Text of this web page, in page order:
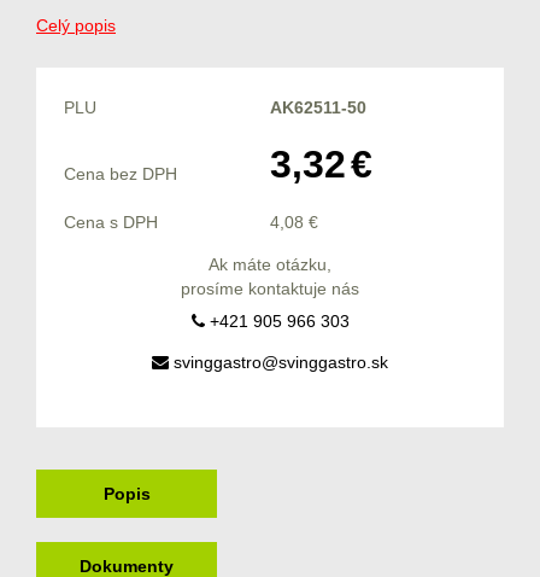
Celý popis
PLU AK62511-50
Cena bez DPH 3,32€
Cena s DPH 4,08 €
Ak máte otázku,
prosíme kontaktuje nás
+421 905 966 303
svinggastro@svinggastro.sk
Popis
Dokumenty